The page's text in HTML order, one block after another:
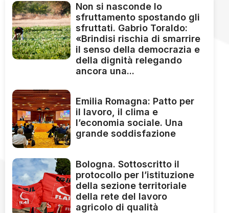
Non si nasconde lo
sfruttamento spostando gli
sfruttati. Gabrio Toraldo:
«Brindisi rischia di smarrire
il senso della democrazia e
della dignità relegando
ancora una...
Emilia Romagna: Patto per
il lavoro, il clima e
l’economia sociale. Una
grande soddisfazione
Bologna. Sottoscritto il
protocollo per l’istituzione
della sezione territoriale
della rete del lavoro
agricolo di qualità